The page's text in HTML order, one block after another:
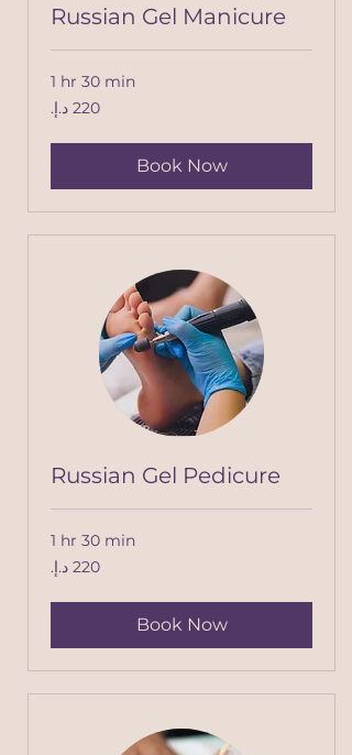
Russian Gel Manicure
1 hr 30 min
220
درهم
Book Now
Russian Gel Pedicure
1 hr 30 min
220
درهم
Book Now